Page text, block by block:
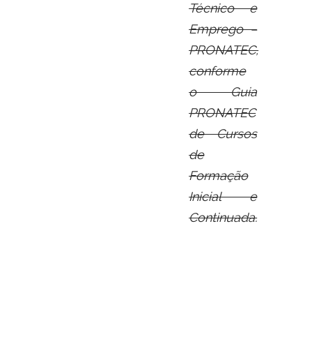
Técnico e
Emprego –
PRONATEC,
conforme
o Guia
PRONATEC
de Cursos
de
Formação
Inicial e
Continuada.